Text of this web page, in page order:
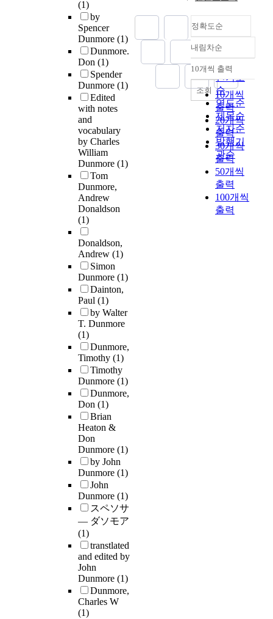
(1)
by
Spencer
Dunmore (1)
Dunmore.
Don (1)
Spender
Dunmore (1)
Edited
with notes
and
vocabulary
by Charles
William
Dunmore (1)
Tom
Dunmore,
Andrew
Donaldson
(1)
Donaldson,
Andrew (1)
Simon
Dunmore (1)
Dainton,
Paul (1)
by Walter
T. Dunmore
(1)
Dunmore,
Timothy (1)
Timothy
Dunmore (1)
Dunmore,
Don (1)
Brian
Heaton &
Don
Dunmore (1)
by John
Dunmore (1)
John
Dunmore (1)
スペソサ
― ダソモア
(1)
transtlated
and edited by
John
Dunmore (1)
Dunmore,
Charles W
(1)
정확도순
정확도
순
인기도
순
연도순
제목순
저자순
발행기
관순
내림차순
내림차순
10개씩 출력
10개씩
출력
20개씩
출력
30개씩
출력
50개씩
출력
100개씩
출력
조회